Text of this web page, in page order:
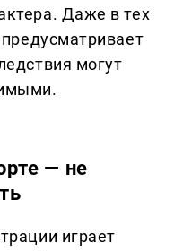
Даже в тех
могут
— не
играет